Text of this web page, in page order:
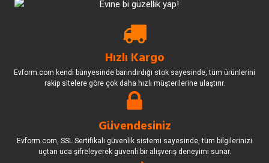
Hızlı Kargo
Evform.com kendi bünyesinde barındırdığı stok sayesinde, tüm ürünlerini
rakip sitelere göre çok daha hızlı müşterilerine ulaştırır.
Güvendesiniz
Evform.com, SSL Sertifikalı güvenlik sistemi sayesinde, tüm bilgilerinizi
uçtan uca şifreleyerek güvenli bir alışveriş deneyimi sunar.